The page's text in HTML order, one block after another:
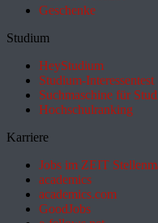
Geschenke
Studium
HeyStudium
Studium-Interessentest
Suchmaschine für
Hochschulranking
Karriere
Jobs im ZEIT
academics
academics.com
GoodJobs